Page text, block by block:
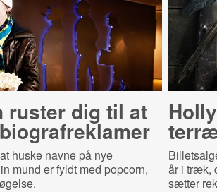
ruster dig til at
huske navne på nye
mund er fyldt med popcorn,
år i træk,
sætter